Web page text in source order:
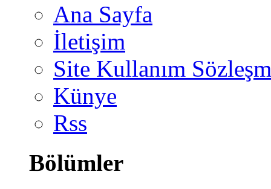
Ana Sayfa
İletişim
Site Kullanım
Künye
Rss
Bölümler